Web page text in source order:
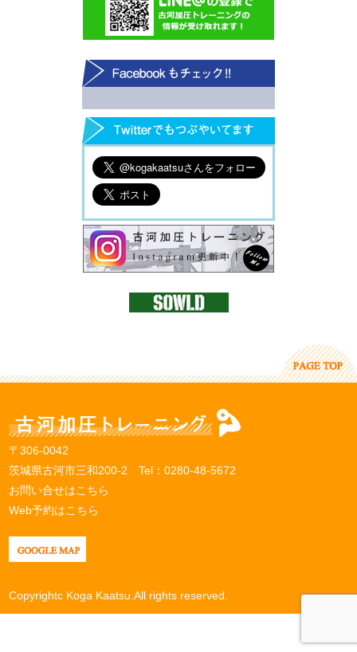
〒306-0042
茨城県古河市三和200-2 Tel：0280-48-5672
お問い合せはこちら
Web予約はこちら
Copyrightc Koga Kaatsu.All rights reserved.